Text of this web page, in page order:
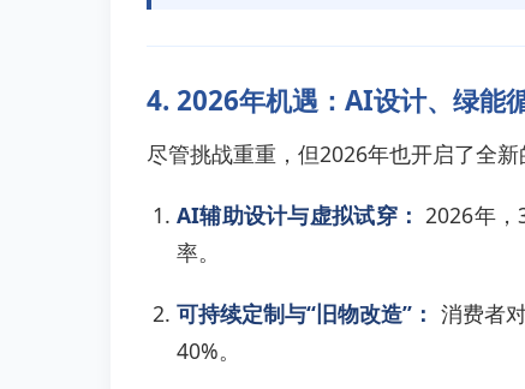
4. 2026年机遇：AI设计、绿能
尽管挑战重重，但2026年也开启了全新
AI辅助设计与虚拟试穿： 2026年，
率。
可持续定制与“旧物改造”： 消费者
40%。